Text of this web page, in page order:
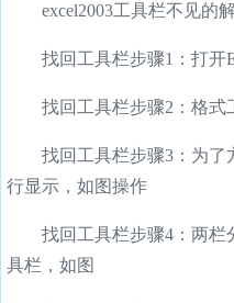
excel2003工具栏不见的解
找回工具栏步骤1：打开
找回工具栏步骤2：格式
找回工具栏步骤3：为了
行显示，如图操作
找回工具栏步骤4：两栏
具栏，如图